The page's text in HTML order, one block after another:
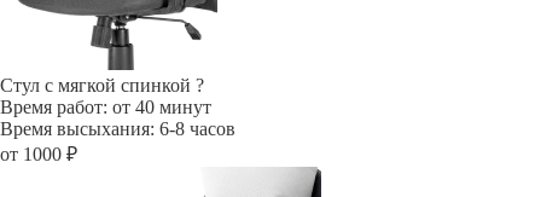
Стул с мягкой спинкой ?
Время работ: от 40 минут
Время высыхания: 6-8 часов
от 1000 ₽